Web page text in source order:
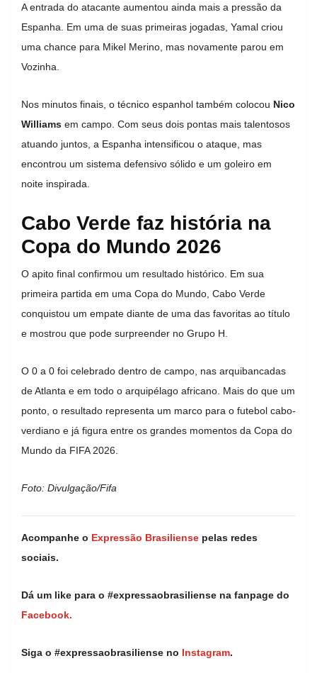
A entrada do atacante aumentou ainda mais a pressão da
Espanha. Em uma de suas primeiras jogadas, Yamal criou
uma chance para Mikel Merino, mas novamente parou em
Vozinha.
Nos minutos finais, o técnico espanhol também colocou Nico
Williams em campo. Com seus dois pontas mais talentosos
atuando juntos, a Espanha intensificou o ataque, mas
encontrou um sistema defensivo sólido e um goleiro em
noite inspirada.
Cabo Verde faz história na
Copa do Mundo 2026
O apito final confirmou um resultado histórico. Em sua
primeira partida em uma Copa do Mundo, Cabo Verde
conquistou um empate diante de uma das favoritas ao título
e mostrou que pode surpreender no Grupo H.
O 0 a 0 foi celebrado dentro de campo, nas arquibancadas
de Atlanta e em todo o arquipélago africano. Mais do que um
ponto, o resultado representa um marco para o futebol cabo-
verdiano e já figura entre os grandes momentos da Copa do
Mundo da FIFA 2026.
Foto: Divulgação/Fifa
Acompanhe o Expressão Brasiliense pelas redes
sociais.
Dá um like para o #expressaobrasiliense na fanpage do
Facebook.
Siga o #expressaobrasiliense no Instagram.